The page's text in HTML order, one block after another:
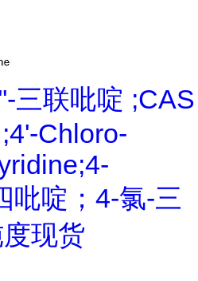
三联吡啶 ;CAS
Chloro-
吡啶；4-氯-三
现货